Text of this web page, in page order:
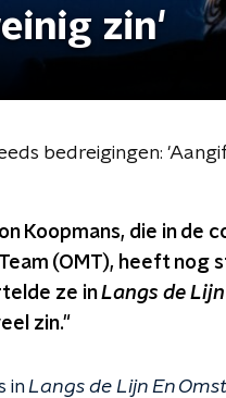
zin'
bedreigingen:
Koopmans, die in de
(OMT), heeft nog
ze inLangs de
zin."
inLangs de Lijn En